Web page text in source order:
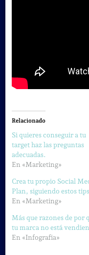
Relacionado
Si quieres conseguir a tu
target haz las preguntas
adecuadas.
En «Marketing»
Crea tu propio Social
Plan, siguiendo estos tips
En «Marketing»
Más que razones de por
tu marca no está
En «Infografia»